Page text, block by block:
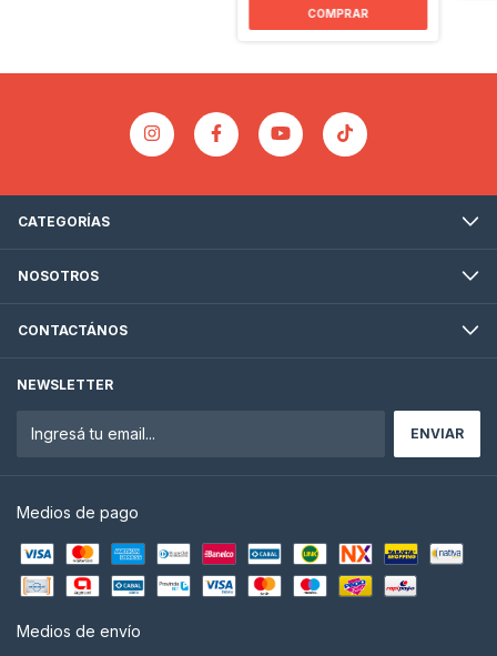
COMPRAR
CATEGORÍAS
NOSOTROS
CONTACTÁNOS
NEWSLETTER
Medios de pago
Medios de envío